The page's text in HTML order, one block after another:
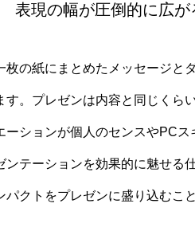
表現の幅が圧倒的に広が
枚の紙にまとめたメッセージと
す。プレゼンは内容と同じくら
ーションが個人のセンスやPC
ンテーションを効果的に魅せる
パクトをプレゼンに盛り込むこ